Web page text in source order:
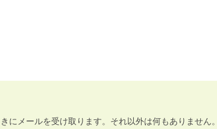
にメールを受け取ります。それ以外は何もありません。